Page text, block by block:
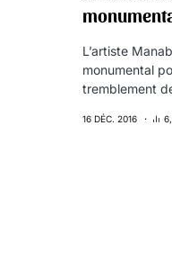
L’artiste
monumental
tremblement
16 DÉC. 2016